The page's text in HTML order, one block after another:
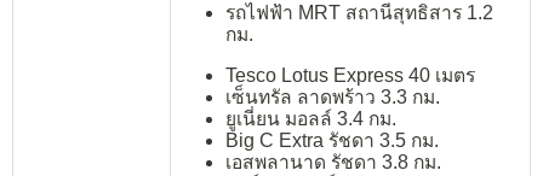
รถไฟฟ้า MRT สถานีสุทธิสาร 1.2
กม.
Tesco Lotus Express 40 เมตร
เซ็นทรัล ลาดพร้าว 3.3 กม.
ยูเนี่ยน มอลล์ 3.4 กม.
Big C Extra รัชดา 3.5 กม.
เอสพลานาด รัชดา 3.8 กม.